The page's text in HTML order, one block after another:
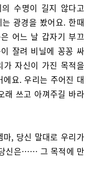
수명이 길지 않다고
광경을 봤어요. 한때
어느 날 갑자기 부끄
잘려 비닐에 꽁꽁 싸
가 자신이 가진 목적을
요. 우리는 주어진 대
래 쓰고 아껴주길 바라
, 당신 말대로 우리가
신은…… 그 목적에 만